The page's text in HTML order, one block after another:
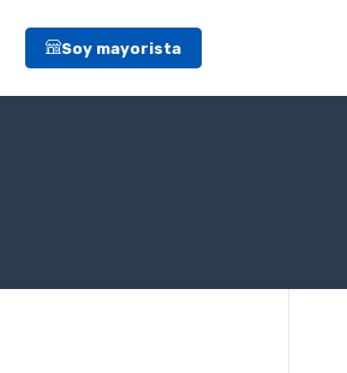
Soy mayorista